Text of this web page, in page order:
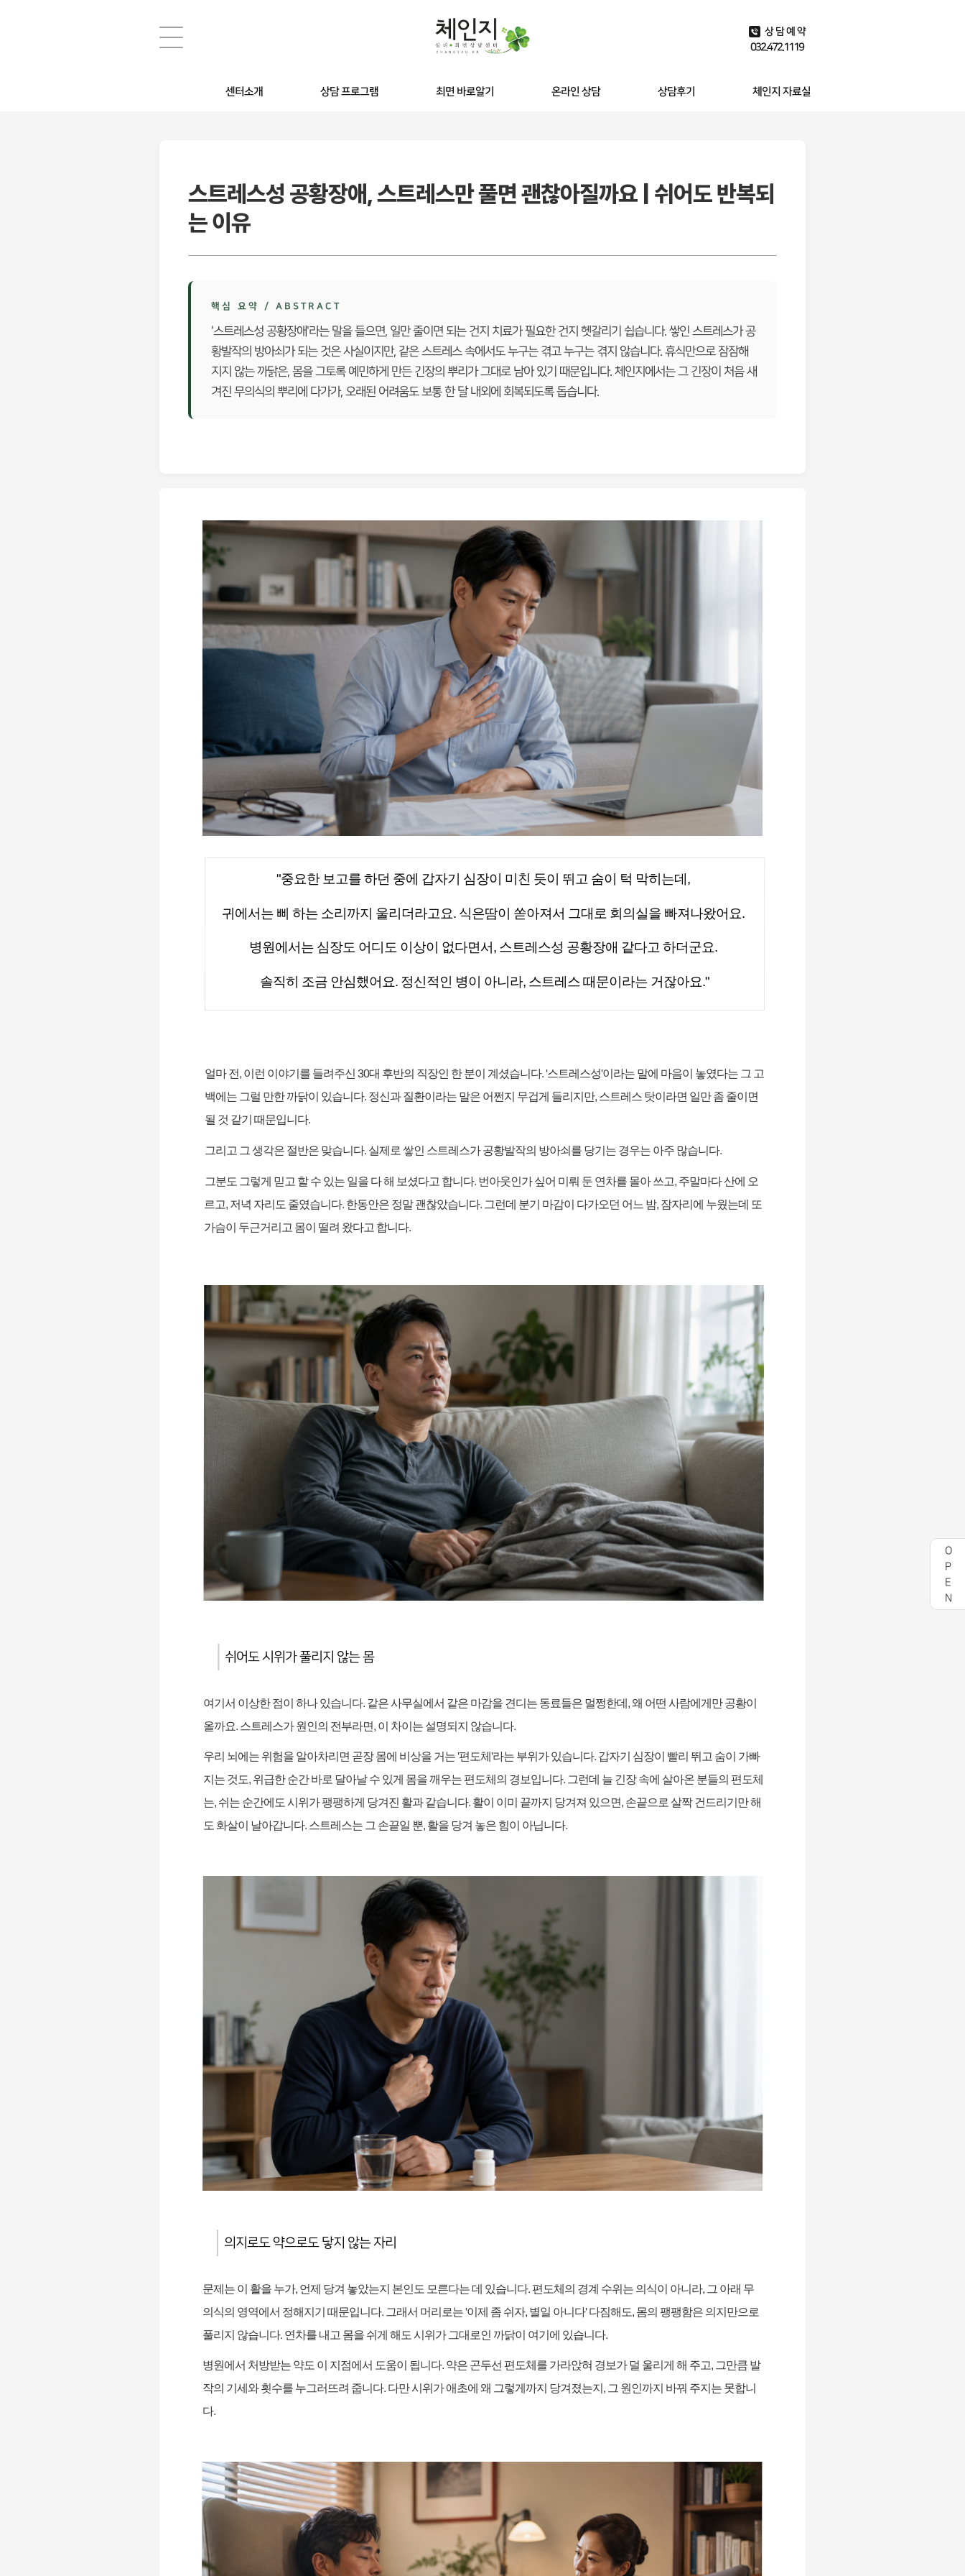
상담예약
032.472.1119
센터소개 상담 프로그램
금연 / 다이어트
최면 바로알기 온라인 상담 상담후기 체인지 자료실
체인지 칼럼
O
P
E
N
스트레스성 공황장애, 스트레스만 풀면 괜찮아질까요 | 쉬어도 반복되
는 이유
핵심 요약 / ABSTRACT
'스트레스성 공황장애'라는 말을 들으면, 일만 줄이면 되는 건지 치료가 필요한 건지 헷갈리기 쉽습니다. 쌓인 스트레스가 공
황발작의 방아쇠가 되는 것은 사실이지만, 같은 스트레스 속에서도 누구는 겪고 누구는 겪지 않습니다. 휴식만으로 잠잠해
지지 않는 까닭은, 몸을 그토록 예민하게 만든 긴장의 뿌리가 그대로 남아 있기 때문입니다. 체인지에서는 그 긴장이 처음 새
겨진 무의식의 뿌리에 다가가, 오래된 어려움도 보통 한 달 내외에 회복되도록 돕습니다.
"중요한 보고를 하던 중에 갑자기 심장이 미친 듯이 뛰고 숨이 턱 막히는데 ,
귀에서는 삐 하는 소리까지 울리더라고요. 식은땀이 쏟아져서 그대로 회의실을 빠져나왔어요.
병원에서는 심장도 어디도 이상이 없다면서, 스트레스성 공황장애 같다고 하더군요.
솔직히 조금 안심했어요. 정신적인 병이 아니라, 스트레스 때문이라는 거잖아요."
얼마 전, 이런 이야기를 들려주신 30대 후반의 직장인 한 분이 계셨습니다. '스트레스성'이라는 말에 마음이 놓였다는 그 고
백에는 그럴 만한 까닭이 있습니다. 정신과 질환이라는 말은 어쩐지 무겁게 들리지만, 스트레스 탓이라면 일만 좀 줄이면
될 것 같기 때문입니다.
그리고 그 생각은 절반은 맞습니다. 실제로 쌓인 스트레스가 공황발작의 방아쇠를 당기는 경우는 아주 많습니다.
그분도 그렇게 믿고 할 수 있는 일을 다 해 보셨다고 합니다. 번아웃인가 싶어 미뤄 둔 연차를 몰아 쓰고, 주말마다 산에 오
르고, 저녁 자리도 줄였습니다. 한동안은 정말 괜찮았습니다. 그런데 분기 마감이 다가오던 어느 밤, 잠자리에 누웠는데 또
가슴이 두근거리고 몸이 떨려 왔다고 합니다.
쉬어도 시위가 풀리지 않는 몸
여기서 이상한 점이 하나 있습니다. 같은 사무실에서 같은 마감을 견디는 동료들은 멀쩡한데 ,왜 어떤 사람에게만 공황이
올까요. 스트레스가 원인의 전부라면, 이 차이는 설명되지 않습니다.
우리 뇌에는 위험을 알아차리면 곧장 몸에 비상을 거는'편도체'라는 부위가 있습니다. 갑자기 심장이 빨리 뛰고 숨이 가빠
지는 것도, 위급한 순간 바로 달아날 수 있게 몸을 깨우는 편도체의 경보입니다. 그런데 늘 긴장 속에 살아온 분들의 편도체
는, 쉬는 순간에도 시위가 팽팽하게 당겨진 활과 같습니다. 활이 이미 끝까지 당겨져 있으면, 손끝으로 살짝 건드리기만 해
도 화살이 날아갑니다. 스트레스는 그 손끝일 뿐, 활을 당겨 놓은 힘이 아닙니다.
의지로도 약으로도 닿지 않는 자리
문제는 이 활을 누가, 언제 당겨 놓았는지 본인도 모른다는 데 있습니다. 편도체의 경계 수위는 의식이 아니라, 그 아래 무
의식의 영역에서 정해지기 때문입니다. 그래서 머리로는'이제 좀 쉬자, 별일 아니다'다짐해도, 몸의 팽팽함은 의지만으로
풀리지 않습니다. 연차를 내고 몸을 쉬게 해도 시위가 그대로인 까닭이 여기에 있습니다.
병원에서 처방받는 약도 이 지점에서 도움이 됩니다. 약은 곤두선 편도체를 가라앉혀 경보가 덜 울리게 해 주고, 그만큼 발
작의 기세와 횟수를 누그러뜨려 줍니다. 다만 시위가 애초에 왜 그렇게까지 당겨졌는지 , 그 원인까지 바꿔 주지는 못합니
다.